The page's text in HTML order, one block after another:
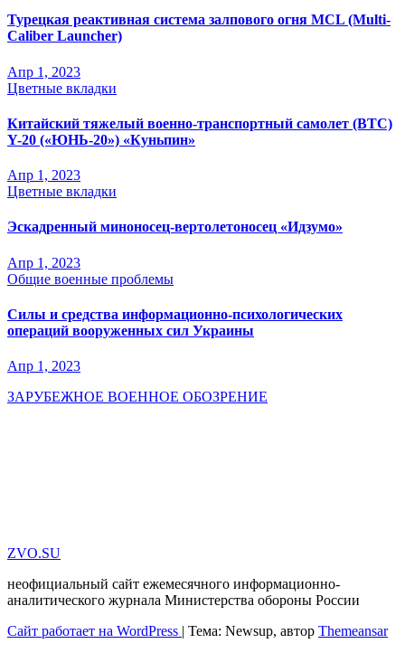
Турецкая реактивная система залпового огня MCL (Multi-
Caliber Launcher)
Апр 1, 2023
Цветные вкладки
Китайский тяжелый военно-транспортный самолет (BTC)
Y-20 («ЮНЬ-20») «Куньпин»
Апр 1, 2023
Цветные вкладки
Эскадренный миноносец-вертолетоносец «Идзумо»
Апр 1, 2023
Общие военные проблемы
Силы и средства информационно-психологических
операций вооруженных сил Украины
Апр 1, 2023
ЗАРУБЕЖНОЕ ВОЕННОЕ ОБОЗРЕНИЕ
ZVO.SU
неофициальный сайт ежемесячного информационно-
аналитического журнала Министерства обороны России
Сайт работает на WordPress | Тема: Newsup, автор Themeansar